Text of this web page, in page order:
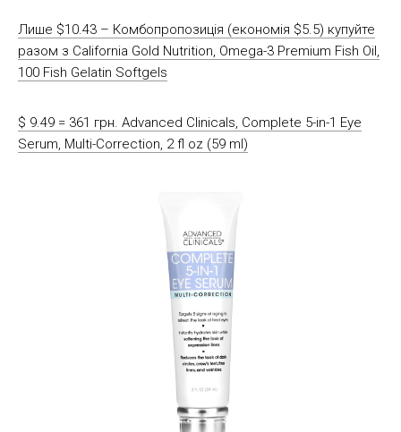
Лише $10.43 – Комбопропозиція (економія $5.5) купуйте
разом з California Gold Nutrition, Omega-3 Premium Fish Oil,
100 Fish Gelatin Softgels
$ 9.49 = 361 грн. Advanced Clinicals, Complete 5-in-1 Eye
Serum, Multi-Correction, 2 fl oz (59 ml)